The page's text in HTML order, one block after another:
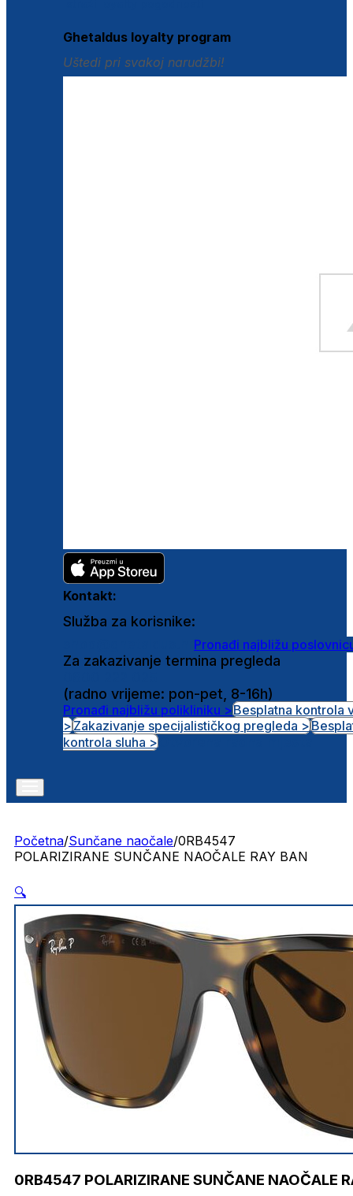
Ghetaldus loyalty program
Uštedi pri svakoj narudžbi!
Kontakt:
Služba za korisnike:
Pronađi najbližu
Za zakazivanje termina pregleda
(radno vrijeme: pon-pet, 8-16h)
Pronađi najbližu polikliniku >Besplatna kontrola
>Zakazivanje specijalističkog pregleda >
kontrola sluha >
Početna/Sunčane naočale/0RB4547
POLARIZIRANE SUNČANE NAOČALE RAY BAN
🔍
0RB4547 POLARIZIRANE SUNČANE NAOČALE